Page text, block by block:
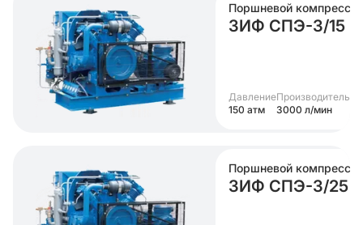
Поршневой
ЗИФ СПЭ-3/15
Давление
150 атм
3000 л/мин
Поршневой
ЗИФ СПЭ-3/25